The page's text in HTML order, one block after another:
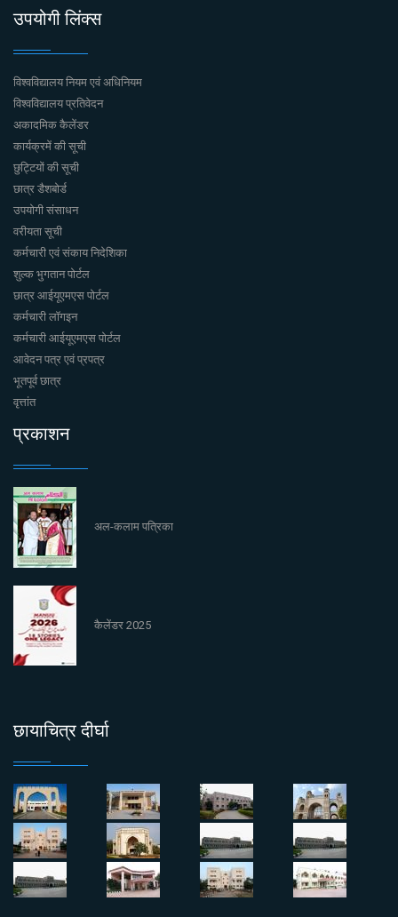
उपयोगी लिंक्स
विश्वविद्यालय नियम एवं अधिनियम
विश्वविद्यालय प्रतिवेदन
अकादमिक कैलेंडर
कार्यक्रमें की सूची
छुट्टियों की सूची
छात्र डैशबोर्ड
उपयोगी संसाधन
वरीयता सूची
कर्मचारी एवं संकाय निदेशिका
शुल्क भुगतान पोर्टल
छात्र आईयूएमएस पोर्टल
कर्मचारी लॉगइन
कर्मचारी आईयूएमएस पोर्टल
आवेदन पत्र एवं प्रपत्र
भूतपूर्व छात्र
वृत्तांत
प्रकाशन
अल-कलाम पत्रिका
कैलेंडर 2025
छायाचित्र दीर्घा